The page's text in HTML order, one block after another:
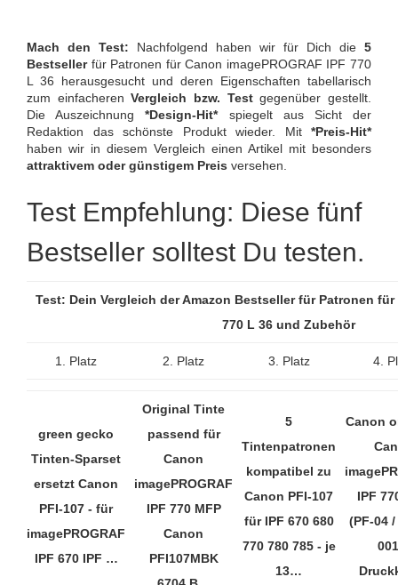
Mach den Test: Nachfolgend haben wir für Dich die 5
Bestsellerfür Patronen für Canon imagePROGRAF IPF 770
L 36 herausgesucht und deren Eigenschaften tabellarisch
zum einfacherenVergleich bzw. Testgegenüber gestellt.
Die Auszeichnung*Design-Hit*spiegelt aus Sicht der
Redaktion das schönste Produkt wieder. Mit *Preis-Hit*
haben wir in diesem Vergleich einen Artikel mit besonders
attraktivem oder günstigem Preis versehen.
Test Empfehlung: Diese fünf
Bestseller solltest Du testen.
Test: Dein Vergleich der Amazon Bestseller für Patronen
770 L 36 und Zubehör
1. Platz 2. Platz 3. Platz 4.
green gecko
Tinten-Sparset
ersetzt Canon
PFI-107 - für
imagePROGRAF
IPF 670 IPF …
Original Tinte
passend für
Canon
imagePROGRAF
IPF 770 MFP
Canon
PFI107MBK
5
Tintenpatronen
kompatibel zu
Canon PFI-107
für IPF 670 680
770 780 785 - je
13…
Canon
IPF
(PF-04